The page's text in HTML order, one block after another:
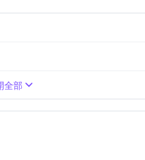
全部